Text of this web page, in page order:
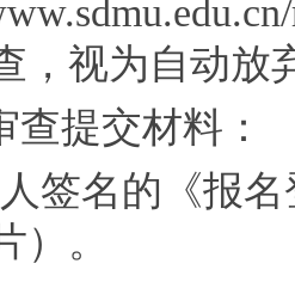
，视为自动放
提交材料：
签名的《报
）。